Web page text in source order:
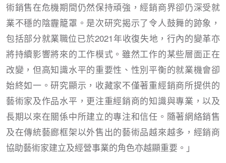
術銷售在危機期間仍然保持頑強，經銷商界卻仍深受就
業不穩的陰霾籠罩。是次研究揭示了令人鼓舞的跡象，
包括部分就業職位已於2021年收復失地，行內的變革亦
將持續影響將來的工作模式。雖然工作的某些層面正在
改變，但高知識水平的重要性、性別平衡的就業機會卻
始終如一。研究顯示，收藏家不僅著重經銷商所提供的
藝術家及作品水平，更注重經銷商的知識與專業，以及
長期以來在關係中所建立的專注和信任。隨著網絡銷售
及在傳統藝廊框架以外售出的藝術品越來越多，經銷商
協助藝術家建立及經營事業的角色亦越顯重要。」